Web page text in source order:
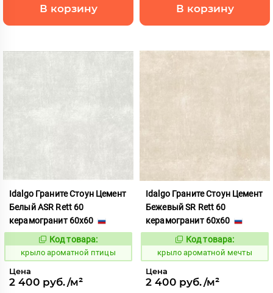
В корзину В корзину
Idalgo Граните Стоун Цемент
Белый ASR Rett 60
керамогранит 60x60
828448
Код товара:
крыло ароматной птицы
Цена
2 400 руб./м²
Idalgo Граните Стоун Цемент
Бежевый SR Rett 60
керамогранит 60x60
828426
Код товара:
крыло ароматной мечты
Цена
2 400 руб./м²